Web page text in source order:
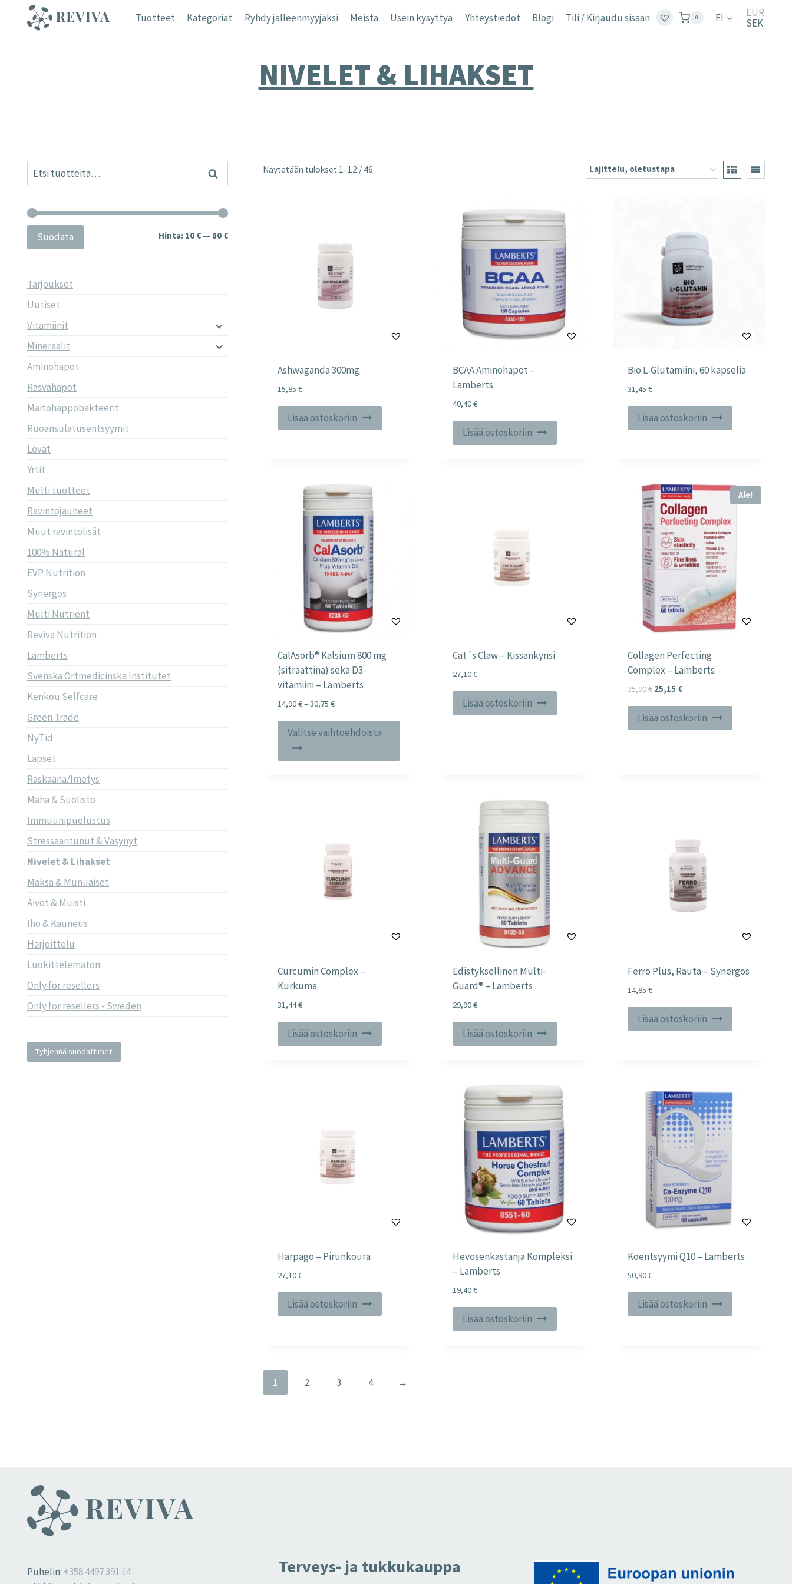
sisältöön
Tuotteet Kategoriat Ryhdy jälleenmyyjäksi Meistä Usein kysyttyä Yhteystiedot Blogi Tili / Kirjaudu sisään 0 FI
EUR
SEK
NIVELET & LIHAKSET
Näytetään tulokset 1–12 / 46
Ashwaganda 300mg
15,85 €
Lisää ostoskoriin
BCAA Aminohapot –
Lamberts
40,40€
Lisää ostoskoriin
Bio L-Glutamiini, 60 kapselia
31,45€
Lisää ostoskoriin
CalAsorb® Kalsium 800 mg
(sitraattina) sekä D3-
vitamiini – Lamberts
14,90€–30,75 €Price
14,90 €
Valitse vaihtoehdoista
on
Cat´s Claw – Kissankynsi
27,10€
Lisää ostoskoriin
Ale!
Collagen Perfecting
Complex – Lamberts
35,90€ Alkuperäinen
oli:
35,90 €.
25,15 €Nykyinen
on:
25,15 €.
Lisää ostoskoriin
Curcumin Complex –
Kurkuma
31,44€
Lisää ostoskoriin
Edistyksellinen Multi-
Guard® – Lamberts
29,90€
Lisää ostoskoriin
Ferro Plus, Rauta – Synergos
14,85€
Lisää ostoskoriin
Harpago – Pirunkoura
27,10€
Lisää ostoskoriin
Hevosenkastanja Kompleksi
– Lamberts
19,40€
Lisää ostoskoriin
Koentsyymi Q10 – Lamberts
50,90€
Lisää ostoskoriin
1 2 3 4 →
Etsi: Haku
Minimihinta
Maksimihinta
Suodata Hinta: 10 €— 80 €
Tarjoukset
Uutiset
Vitamiinit
Mineraalit
Aminohapot
Rasvahapot
Maitohappobakteerit
Ruoansulatusentsyymit
Levät
Yrtit
Multi tuotteet
Ravintojauheet
Muut ravintolisät
100% Natural
EVP Nutrition
Synergos
Multi Nutrient
Reviva Nutrition
Lamberts
Svenska Örtmedicinska Institutet
Kenkou Selfcare
Green Trade
NyTid
Lapset
Raskaana/Imetys
Maha & Suolisto
Immuunipuolustus
Stressaantunut & Väsynyt
Nivelet & Lihakset
Maksa & Munuaiset
Aivot & Muisti
Iho & Kauneus
Harjoittelu
Luokittelematon
Only for resellers
Only for resellers - Sweden
Tyhjennä suodattimet
Puhelin: +358 4497 391 14
Terveys- ja tukkukauppa